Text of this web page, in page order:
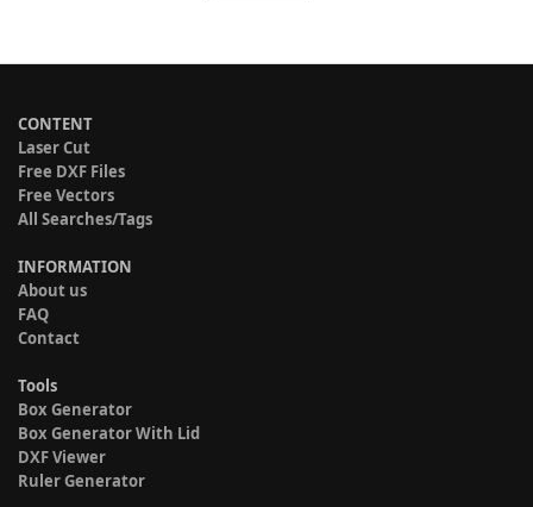
CONTENT
Laser Cut
Free DXF Files
Free Vectors
All Searches/Tags
INFORMATION
About us
FAQ
Contact
Tools
Box Generator
Box Generator With Lid
DXF Viewer
Ruler Generator